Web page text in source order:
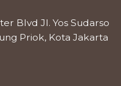
Blvd Jl. Yos Sudarso
Priok, Kota Jakarta